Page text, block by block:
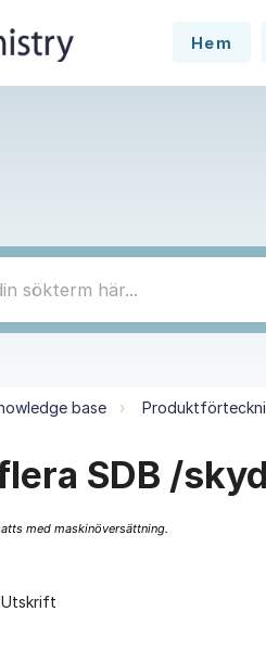
Hem
base
SDB /
med maskinöversättning.